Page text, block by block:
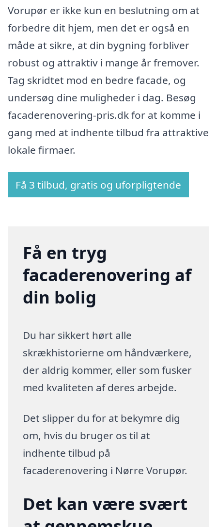
Vorupør er ikke kun en beslutning om at
forbedre dit hjem, men det er også en
måde at sikre, at din bygning forbliver
robust og attraktiv i mange år fremover.
Tag skridtet mod en bedre facade, og
undersøg dine muligheder i dag. Besøg
facaderenovering-pris.dk for at komme i
gang med at indhente tilbud fra attraktive
lokale firmaer.
Få 3 tilbud, gratis og uforpligtende
Få en tryg
facaderenovering af
din bolig
Du har sikkert hørt alle
skrækhistorierne om håndværkere,
der aldrig kommer, eller som fusker
med kvaliteten af deres arbejde.
Det slipper du for at bekymre dig
om, hvis du bruger os til at
indhente tilbud på
facaderenovering i Nørre Vorupør.
Det kan være svært